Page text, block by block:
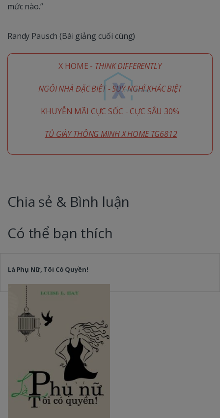
mức nào.”
Randy Pausch (Bài giảng cuối cùng)
X HOME - THINK DIFFERENTLY
NGÔI NHÀ ĐẶC BIỆT - SUY NGHĨ KHÁC BIỆT
KHUYỄN MÃI CỰC SỐC - CỰC SÂU 30%
TỦ GIÀY THÔNG MINH X HOME TG6812
Chia sẻ & Bình luận
Có thể bạn thích
Là Phụ Nữ, Tôi Có Quyền!